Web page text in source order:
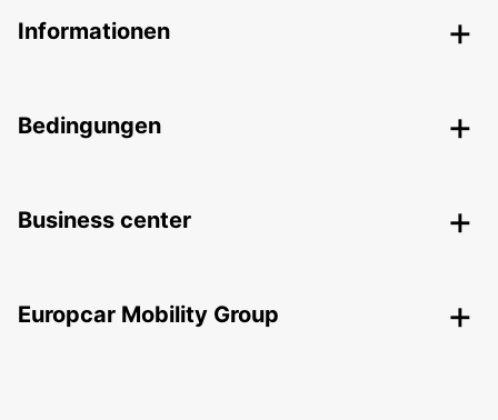
Informationen
Bedingungen
Business center
Europcar Mobility Group